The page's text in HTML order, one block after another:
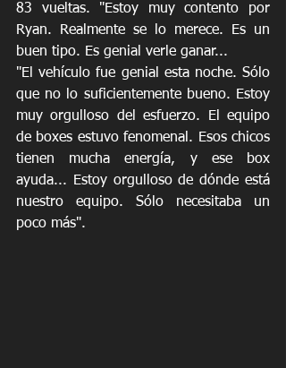
83 vueltas. "Estoy muy contento por
Ryan. Realmente se lo merece. Es un
buen tipo. Es genial verle ganar...
"El vehículo fue genial esta noche. Sólo
que no lo suficientemente bueno. Estoy
muy orgulloso del esfuerzo. El equipo
de boxes estuvo fenomenal. Esos chicos
tienen mucha energía, y ese box
ayuda... Estoy orgulloso de dónde está
nuestro equipo. Sólo necesitaba un
poco más".